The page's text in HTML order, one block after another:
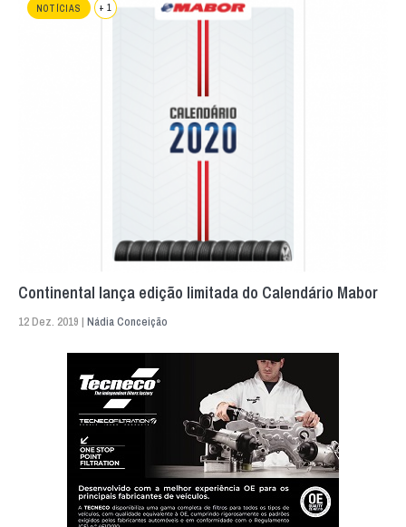
NOTÍCIAS + 1
Continental lança edição limitada do Calendário Mabor
12 Dez. 2019 | Nádia Conceição